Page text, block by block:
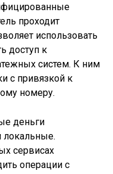
проходит
использовать
доступ к
систем. К ним
с привязкой к
номеру.
деньги
локальные.
сервисах
операции с